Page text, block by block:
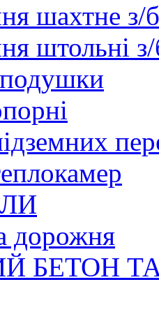
шахтне з/б
штольні
дорожня
БЕТОН